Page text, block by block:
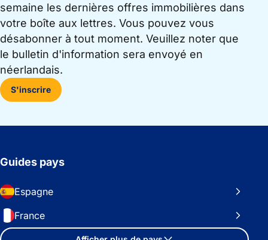
semaine les dernières offres immobilières dans
votre boîte aux lettres. Vous pouvez vous
désabonner à tout moment. Veuillez noter que
le bulletin d'information sera envoyé en
néerlandais.
S'inscrire
Guides pays
Espagne
France